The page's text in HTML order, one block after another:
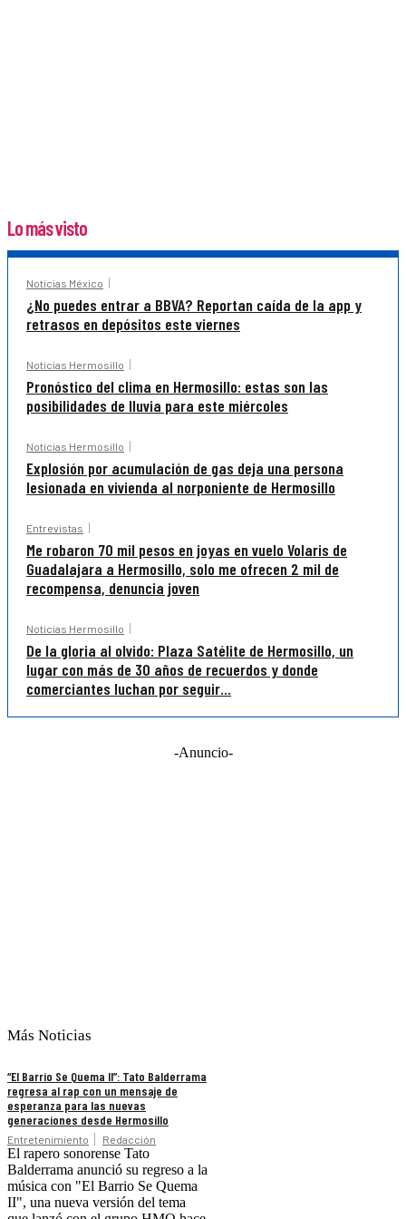
Lo más visto
Noticias México
¿No puedes entrar a BBVA? Reportan caída de la app y
retrasos en depósitos este viernes
Noticias Hermosillo
Pronóstico del clima en Hermosillo: estas son las
posibilidades de lluvia para este miércoles
Noticias Hermosillo
Explosión por acumulación de gas deja una persona
lesionada en vivienda al norponiente de Hermosillo
Entrevistas
Me robaron 70 mil pesos en joyas en vuelo Volaris de
Guadalajara a Hermosillo, solo me ofrecen 2 mil de
recompensa, denuncia joven
Noticias Hermosillo
De la gloria al olvido: Plaza Satélite de Hermosillo, un
lugar con más de 30 años de recuerdos y donde
comerciantes luchan por seguir...
-Anuncio-
Más Noticias
“El Barrio Se Quema II”: Tato Balderrama
regresa al rap con un mensaje de
esperanza para las nuevas
generaciones desde Hermosillo
Entretenimiento Redacción
El rapero sonorense Tato
Balderrama anunció su regreso a la
música con "El Barrio Se Quema
II", una nueva versión del tema